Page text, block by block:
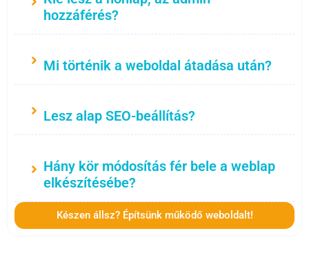
hozzáférés?
Mi történik a weboldal átadása után?
Lesz alap SEO-beállítás?
Hány kör módosítás fér bele a weblap
elkészítésébe?
Készen állsz? Építsünk működő weboldalt!